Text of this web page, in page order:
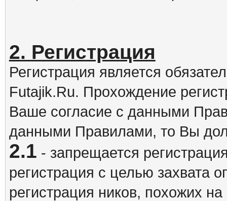
2. Регистрация
Регистрация является
Futajik.Ru. Прохождение
Ваше согласие с данными
данными Правилами, то Вы
2.1 - запрещается
регистрация с целью захвата
регистрация ников, похожих